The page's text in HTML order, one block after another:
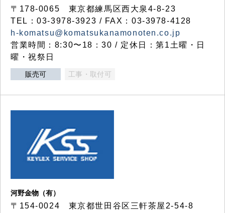
〒178-0065 東京都練馬区西大泉4-8-23
TEL：03-3978-3923 / FAX：03-3978-4128
h-komatsu@komatsukanamonoten.co.jp
営業時間：8:30〜18：30 / 定休日：第1土曜・日
曜・祝祭日
販売可 工事・取付可
河野金物（有）
〒154-0024 東京都世田谷区三軒茶屋2-54-8